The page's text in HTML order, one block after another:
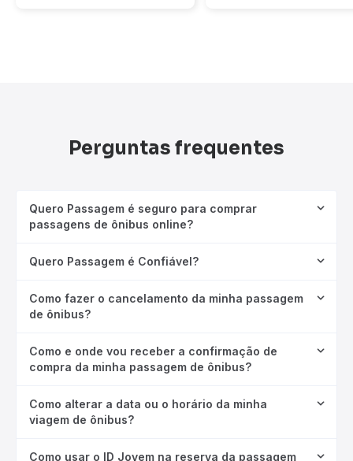
Perguntas frequentes
Quero Passagem é seguro para comprar
passagens de ônibus online?
Quero Passagem é Confiável?
Como fazer o cancelamento da minha passagem
de ônibus?
Como e onde vou receber a confirmação de
compra da minha passagem de ônibus?
Como alterar a data ou o horário da minha
viagem de ônibus?
Como usar o ID Jovem na reserva da passagem